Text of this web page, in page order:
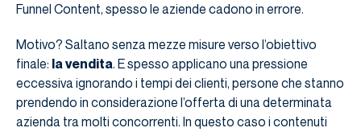
Funnel Content, spesso le aziende cadono in errore.
Motivo? Saltano senza mezze misure verso l’obiettivo
finale: la vendita. E spesso applicano una pressione
eccessiva ignorando i tempi dei clienti, persone che stanno
prendendo in considerazione l’offerta di una determinata
azienda tra molti concorrenti. In questo caso i contenuti